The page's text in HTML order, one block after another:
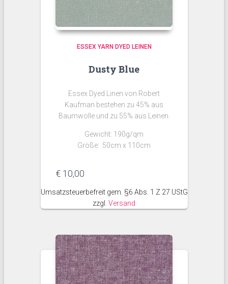
ESSEX YARN DYED LEINEN
Dusty Blue
Essex Dyed Linen von Robert
Kaufman bestehen zu 45% aus
Baumwolle und zu 55% aus Leinen.
Gewicht: 190g/qm
Größe: 50cm x 110cm
€ 10,00
Umsatzsteuerbefreit gem. §6 Abs. 1 Z 27 UStG
zzgl. Versand